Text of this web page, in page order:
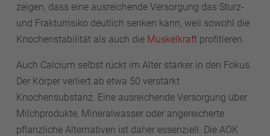
zeigen, dass eine ausreichende Versorgung das Sturz-
und Frakturrisiko deutlich senken kann, weil sowohl die
Knochenstabilität als auch die Muskelkraft profitieren.
Auch Calcium selbst rückt im Alter stärker in den Fokus.
Der Körper verliert ab etwa 50 verstärkt
Knochensubstanz. Eine ausreichende Versorgung über
Milchprodukte, Mineralwasser oder angereicherte
pflanzliche Alternativen ist daher essenziell. Die AOK